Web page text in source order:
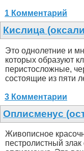
1 Комментарий
Кислица
Это однолетние и
которых образуют
перистосложные,
состоящие из пяти
3 Комментарии
Оплисменус
Живописное
пестролистный